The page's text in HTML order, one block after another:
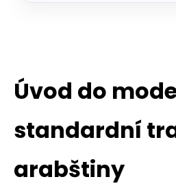
Úvod do
standardní
arabštiny